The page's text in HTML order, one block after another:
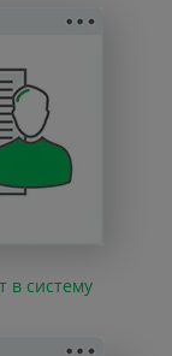
в систему